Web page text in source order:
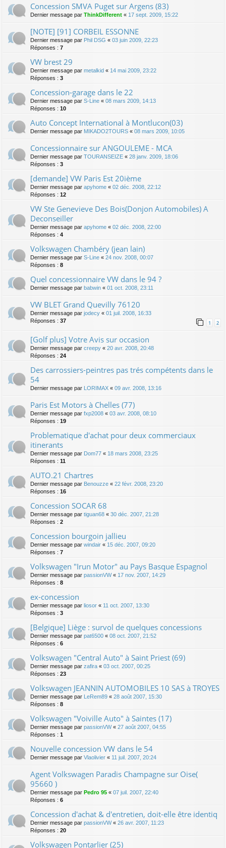
Concession SMVA Puget sur Argens (83)
Dernier message par ThinkDifferent « 17 sept. 2009, 15:22
[NOTE] [91] CORBEIL ESSONNE
Dernier message par Phil DSG « 03 juin 2009, 22:23
Réponses : 7
VW brest 29
Dernier message par metalkid « 14 mai 2009, 23:22
Réponses : 3
Concession-garage dans le 22
Dernier message par S-Line « 08 mars 2009, 14:13
Réponses : 10
Auto Concept International à Montlucon(03)
Dernier message par MIKADO2TOURS « 08 mars 2009, 10:05
Concessionnaire sur ANGOULEME - MCA
Dernier message par TOURANSEIZE « 28 janv. 2009, 18:06
Réponses : 3
[demande] VW Paris Est 20ième
Dernier message par apyhome « 02 déc. 2008, 22:12
Réponses : 12
VW Ste Genevieve Des Bois(Donjon Automobiles) A
Deconseiller
Dernier message par apyhome « 02 déc. 2008, 22:00
Réponses : 4
Volkswagen Chambéry (jean lain)
Dernier message par S-Line « 24 nov. 2008, 00:07
Réponses : 8
Quel concessionnaire VW dans le 94 ?
Dernier message par babwin « 01 oct. 2008, 23:11
VW BLET Grand Quevilly 76120
Dernier message par jodecy « 01 juil. 2008, 16:33
Réponses : 37 1 2
[Golf plus] Votre Avis sur occasion
Dernier message par creepy « 20 avr. 2008, 20:48
Réponses : 24
Des carrossiers-peintres pas trés compétents dans le
54
Dernier message par LORIMAX « 09 avr. 2008, 13:16
Paris Est Motors à Chelles (77)
Dernier message par fxp2008 « 03 avr. 2008, 08:10
Réponses : 19
Problematique d'achat pour deux commerciaux
itinerants
Dernier message par Dom77 « 18 mars 2008, 23:25
Réponses : 11
AUTO.21 Chartres
Dernier message par Benouzze « 22 févr. 2008, 23:20
Réponses : 16
Concession SOCAR 68
Dernier message par tiguan68 « 30 déc. 2007, 21:28
Réponses : 2
Concession bourgoin jallieu
Dernier message par windair « 15 déc. 2007, 09:20
Réponses : 7
Volkswagen "Irun Motor" au Pays Basque Espagnol
Dernier message par passionVW« 17 nov. 2007, 14:29
Réponses : 8
ex-concession
Dernier message par liosor « 11 oct. 2007, 13:30
Réponses : 3
[Belgique] Liège : survol de quelques concessions
Dernier message par pat6500 « 08 oct. 2007, 21:52
Réponses : 6
Volkswagen "Central Auto" à Saint Priest (69)
Dernier message par zafira « 03 oct. 2007, 00:25
Réponses : 23
Volkswagen JEANNIN AUTOMOBILES 10 SAS à TROYES
Dernier message par LeRem89 « 28 août 2007, 15:30
Réponses : 8
Volkswagen "Voiville Auto" à Saintes (17)
Dernier message par passionVW« 27 août 2007, 04:55
Réponses : 1
Nouvelle concession VW dans le 54
Dernier message par Vlaolivier « 11 juil. 2007, 20:24
Agent Volkswagen Paradis Champagne sur Oise(
95660 )
Dernier message par Pedro 95 « 07 juil. 2007, 22:40
Réponses : 6
Concession d'achat & d'entretien, doit-elle être identiq
Dernier message par passionVW« 26 avr. 2007, 11:23
Réponses : 20
Volkswagen Pontarlier (25)